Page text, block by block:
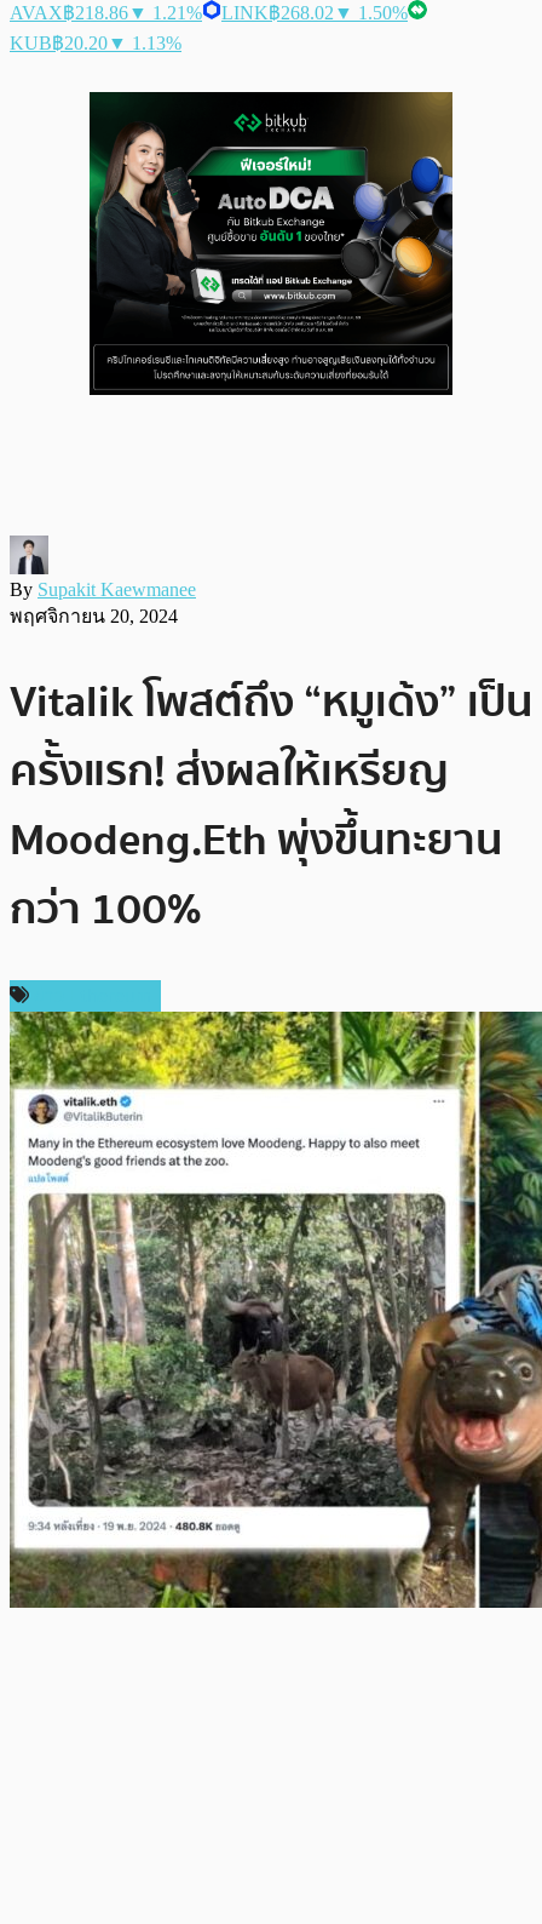
AVAX฿218.86▼ 1.21% LINK฿268.02 ▼ 1.50%
KUB฿20.20▼ 1.13%
By Supakit Kaewmanee
พฤศจิกายน 20, 2024
Vitalik โพสต์ถึง “หมูเด้ง” เป็น
ครั้งแรก! ส่งผลให้เหรียญ
Moodeng.Eth พุ่งขึ้นทะยาน
กว่า 100%